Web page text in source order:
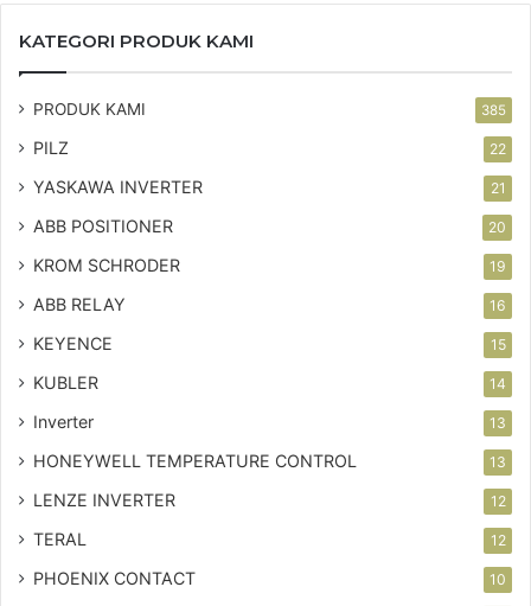
KATEGORI PRODUK KAMI
PRODUK KAMI 385
PILZ 22
YASKAWA INVERTER 21
ABB POSITIONER 20
KROM SCHRODER 19
ABB RELAY 16
KEYENCE 15
KUBLER 14
Inverter 13
HONEYWELL TEMPERATURE CONTROL 13
LENZE INVERTER 12
TERAL 12
PHOENIX CONTACT 10